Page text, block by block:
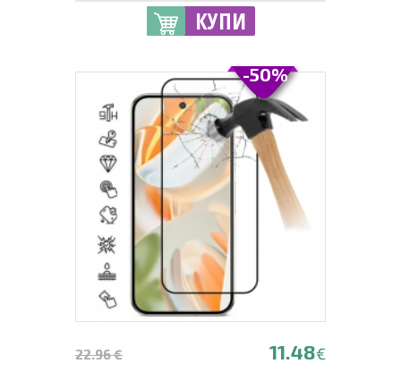
КУПИ
22.96 € 11.48€
-50%